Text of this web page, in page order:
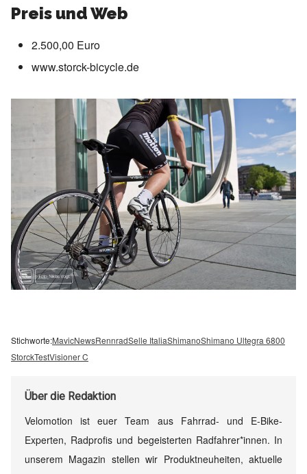
Preis und Web
2.500,00 Euro
www.storck-bicycle.de
Stichworte:MavicNewsRennradSelle ItaliaShimanoShimano Ultegra 6800
StorckTestVisioner C
Überdie Redaktion
Velomotion ist euer Team aus Fahrrad- und E-Bike-
Experten, Radprofis und begeisterten Radfahrer*innen. In
unserem Magazin stellen wir Produktneuheiten, aktuelle